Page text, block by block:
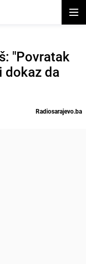
"Povratak
dokaz da
Radiosarajevo.ba